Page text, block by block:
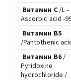
Витамин С/L –
Ascorbic acid -
Витамин B5
/Pantothenic
Витамин В6/
Pyridoxine
hydrochloride /